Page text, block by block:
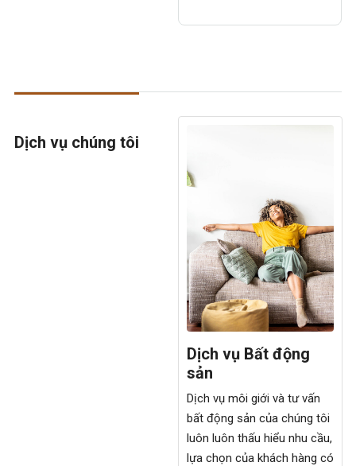
Dịch vụ chúng tôi
Dịch vụ Bất động
sản
Dịch vụ môi giới và tư vấn
bất động sản của chúng tôi
luôn luôn thấu hiểu nhu cầu,
lựa chọn của khách hàng có